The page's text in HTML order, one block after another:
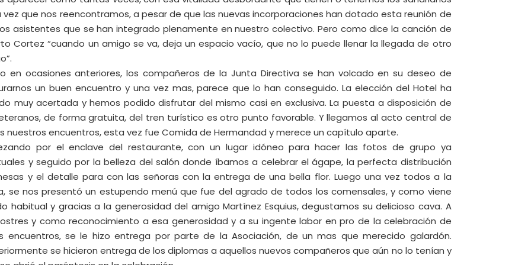
vez que nos reencontramos, a pesar de que las nuevas incorporaciones han dotado esta reunión de
asistentes que se han integrado plenamente en nuestro colectivo. Pero como dice la canción de
Cortez “cuando un amigo se va, deja un espacio vacío, que no lo puede llenar la llegada de otro
en ocasiones anteriores, los compañeros de la Junta Directiva se han volcado en su deseo de
un buen encuentro y una vez mas, parece que lo han conseguido. La elección del Hotel ha
muy acertada y hemos podido disfrutar del mismo casi en exclusiva. La puesta a disposición de
de forma gratuita, del tren turístico es otro punto favorable. Y llegamos al acto central de
nuestros encuentros, esta vez fue Comida de Hermandad y merece un capítulo aparte.
por el enclave del restaurante, con un lugar idóneo para hacer las fotos de grupo ya
y seguido por la belleza del salón donde íbamos a celebrar el ágape, la perfecta distribución
y el detalle para con las señoras con la entrega de una bella flor. Luego una vez todos a la
se nos presentó un estupendo menú que fue del agrado de todos los comensales, y como viene
habitual y gracias a la generosidad del amigo Martínez Esquius, degustamos su delicioso cava. A
y como reconocimiento a esa generosidad y a su ingente labor en pro de la celebración de
encuentros, se le hizo entrega por parte de la Asociación, de un mas que merecido galardón.
se hicieron entrega de los diplomas a aquellos nuevos compañeros que aún no lo tenían y